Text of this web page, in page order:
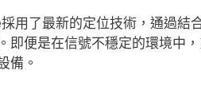
採用了最新的定位技術，通過結
即便是在信號不穩定的環境中
備。